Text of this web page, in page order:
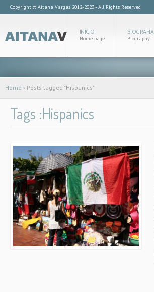
Copyright © Aitana Vargas 2012-2023 - All Rights Reserved
INICIO
Home page
BIOGRAFÍA
Biography
Home › Posts tagged "Hispanics"
Tags :Hispanics